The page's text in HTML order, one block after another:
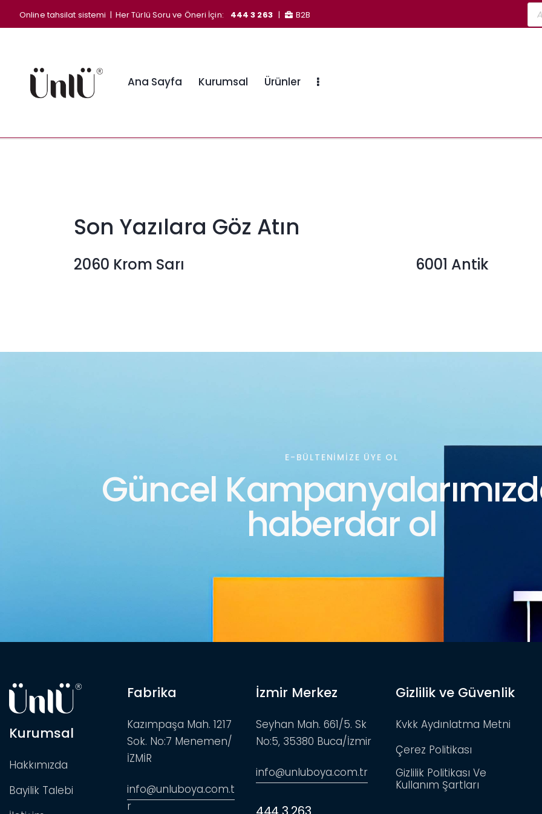
Online tahsilat sistemi | Her Türlü Soru ve Öneri İçin: 444 3 263| B2B
Ana Sayfa Kurumsal Ürünler
Son Yazılara Göz Atın
2060 Krom Sarı 6001 Antik
E-BÜLTENIMIZE ÜYE OL
Güncel
haberdar ol
Kurumsal
Hakkımızda
Bayilik Talebi
Fabrika
Kazımpaşa Mah. 1217
Sok. No:7 Menemen/
İZMİR
info@unluboya.com.t
r
İzmir Merkez
Seyhan Mah. 661/5. Sk
No:5, 35380 Buca/İzmir
info@unluboya.com.tr
Gizlilik ve Güvenlik
Kvkk Aydınlatma Metni
Çerez Politikası
Gizlilik Politikası Ve
Kullanım Şartları